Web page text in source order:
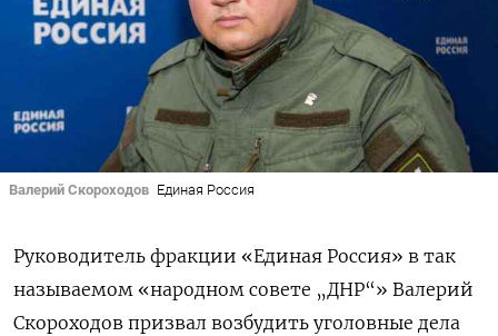
Валерий Скороходов Единая Россия
Руководитель фракции «Единая Россия» в так
называемом «народном совете „ДНР“» Валерий
Скороходов призвал возбудить уголовные дела